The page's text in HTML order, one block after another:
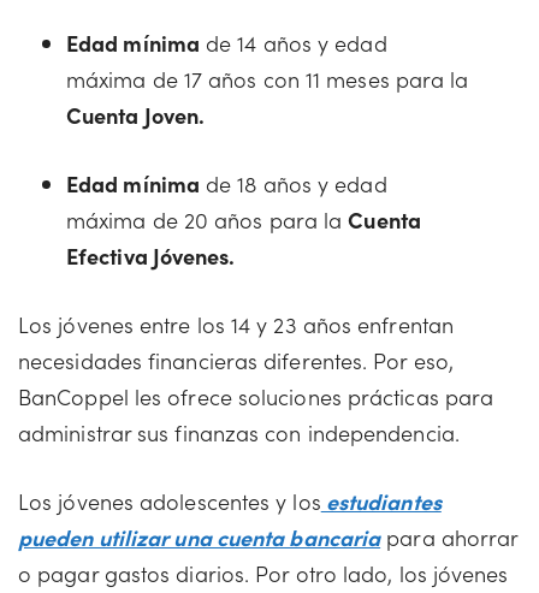
Edad mínima de 14 años y edad
máxima de 17 años con 11 meses para la
Cuenta Joven.
Edad mínima de 18 años y edad
máxima de 20 años para laCuenta
Efectiva Jóvenes.
Los jóvenes entre los 14 y 23 años enfrentan
necesidades financieras diferentes. Por eso,
BanCoppel les ofrece soluciones prácticas para
administrar sus finanzas con independencia.
Los jóvenes adolescentes y los estudiantes
pueden utilizar una cuenta bancariapara ahorrar
o pagar gastos diarios. Por otro lado, los jóvenes